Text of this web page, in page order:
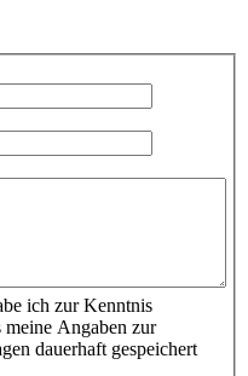
ich zur Kenntnis
Angaben zur
dauerhaft gespeichert